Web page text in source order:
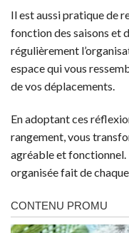
Il est aussi pratique de
fonction des saisons et
régulièrement
espace qui vous
de vos déplacements.
En adoptant ces
rangement, vous
agréable et fonctionnel.
organisée fait de